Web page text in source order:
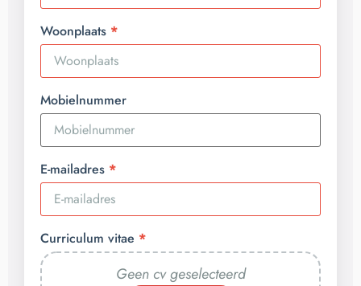
Woonplaats
Mobielnummer
E-mailadres
Curriculum vitae
Geen cv geselecteerd